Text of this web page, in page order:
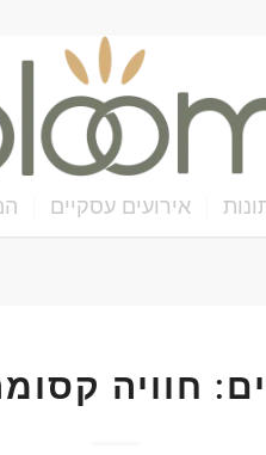
אירועים עסקיים
חוויה